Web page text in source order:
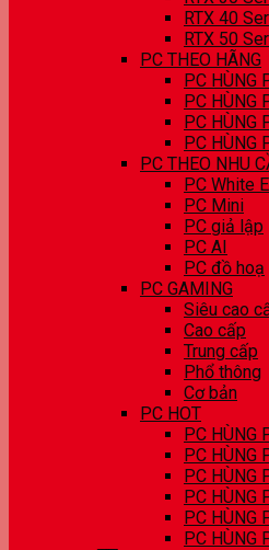
RTX 40
RTX 50
PC THEO HÃNG
PC HÙNG
PC HÙNG
PC HÙNG
PC HÙNG
PC THEO NHU
PC White
PC Mini
PC giả lập
PC AI
PC đồ hoạ
PC GAMING
Siêu cao
Cao cấp
Trung cấp
Phổ thông
Cơ bản
PC HOT
PC HÙNG
PC HÙNG
PC HÙNG
PC HÙNG
PC HÙNG
PC HÙNG